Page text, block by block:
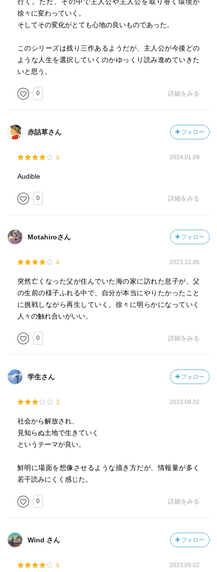
徐々に変わっていく。
そしてその変化がとても心地の良いものであった。
このシリーズは残り三作あるようだが、主人公が今後どの
ような人生を選択していくのかゆっくり読み進めていきた
いと思う。
0 詳細をみる
赤詰草さん フォロー
4 2024.01.09
Audible
0 詳細をみる
Motahiroさん フォロー
4 2023.12.06
突然亡くなった父が住んでいた海の家に訪れた息子が、父
の生前の様子ふれる中で、自分が本当にやりたかったこと
に挑戦しながら再生していく。徐々に明らかになっていく
人々の触れ合いがいい。
0 詳細をみる
学生さん フォロー
3 2023.09.02
社会から解放され、
見知らぬ土地で生きていく
というテーマが良い。
鮮明に場面を想像させるような描き方だが、情報量が多く
若干読みにくく感じた。
0 詳細をみる
Wind さん フォロー
4 2023.09.02